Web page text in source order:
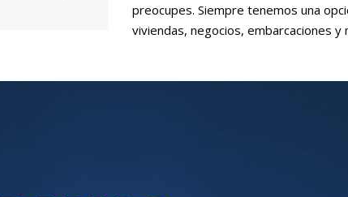
preocupes. Siempre tenemos una
viviendas, negocios, embarcaciones